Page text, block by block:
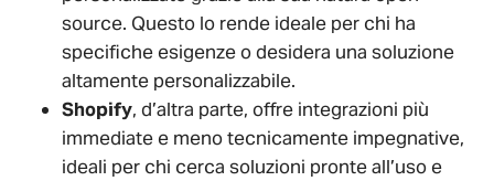
source. Questo lo rende ideale per chi ha
specifiche esigenze o desidera una soluzione
altamente personalizzabile.
Shopify, d’altra parte, offre integrazioni più
immediate e meno tecnicamente impegnative,
ideali per chi cerca soluzioni pronte all’uso e